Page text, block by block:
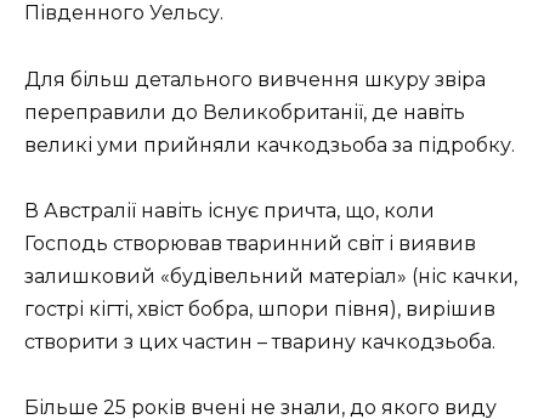
Південного Уельсу.
Для більш детального вивчення шкуру звіра
переправили до Великобританії, де навіть
великі уми прийняли качкодзьоба за підробку.
В Австралії навіть існує причта, що, коли
Господь створював тваринний світ і виявив
залишковий «будівельний матеріал» (ніс качки,
гострі кігті, хвіст бобра, шпори півня), вирішив
створити з цих частин – тварину качкодзьоба.
Більше 25 років вчені не знали, до якого виду